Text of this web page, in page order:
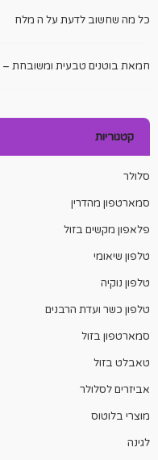
כל מה שחשוב לדעת על ה מלח
חמאת בוטנים טבעית ומשובחת –
קטגוריות
סלולר
סמארטפון מהדרין
פלאפון מקשים בזול
טלפון שיאומי
טלפון נוקיה
טלפון כשר ועדת הרבנים
סמארטפון בזול
טאבלט בזול
אביזרים לסלולר
מוצרי בלוטוס
לגינה